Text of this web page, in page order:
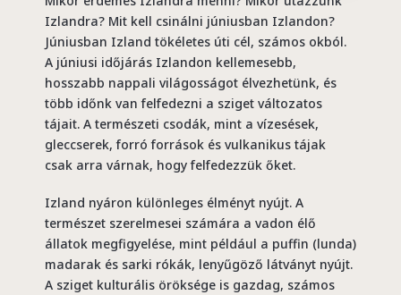
Izlandra? Mit kell csinálni júniusban Izlandon?
Júniusban Izland tökéletes úti cél, számos okból.
A júniusi időjárás Izlandon kellemesebb,
hosszabb nappali világosságot élvezhetünk, és
több időnk van felfedezni a sziget változatos
tájait. A természeti csodák, mint a vízesések,
gleccserek, forró források és vulkanikus tájak
csak arra várnak, hogy felfedezzük őket.
Izland nyáron különleges élményt nyújt. A
természet szerelmesei számára a vadon élő
állatok megfigyelése, mint például a puffin (lunda)
madarak és sarki rókák, lenyűgöző látványt nyújt.
A sziget kulturális öröksége is gazdag, számos